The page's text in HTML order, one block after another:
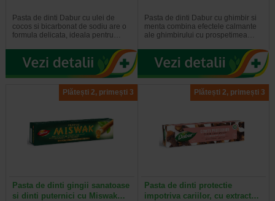
Pasta de dinti Dabur cu ulei de
cocos si bicarbonat de sodiu are o
formula delicata, ideala pentru…
Pasta de dinti Dabur cu ghimbir si
menta combina efectele calmante
ale ghimbirului cu prospetimea…
Plătești 2, primești 3
Pasta de dinti gingii sanatoase
si dinti puternici cu Miswak…
Plătești 2, primești 3
Pasta de dinti protectie
impotriva cariilor, cu extract…